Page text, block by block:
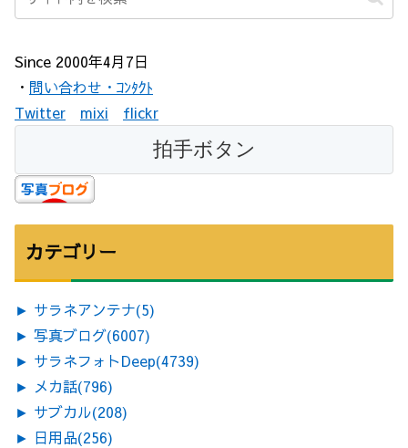
Since 2000年4月7日
・ 問い合わせ・ｺﾝﾀｸﾄ
Twitter
mixi flickr
カテゴリー
► サラネアンテナ(5)
► 写真ブログ(6007)
► サラネフォトDeep(4739)
► メカ話(796)
► サブカル(208)
► 日用品(256)